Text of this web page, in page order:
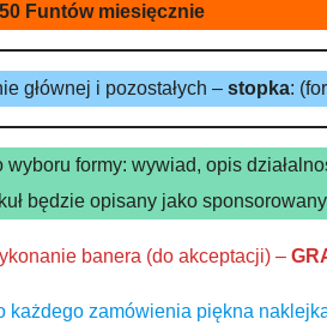
50 Funtów miesięcznie
głównej i pozostałych – stopka:
wyboru formy: wywiad, opis
będzie opisany jako
banera (do akceptacji) –
każdego zamówienia piękna